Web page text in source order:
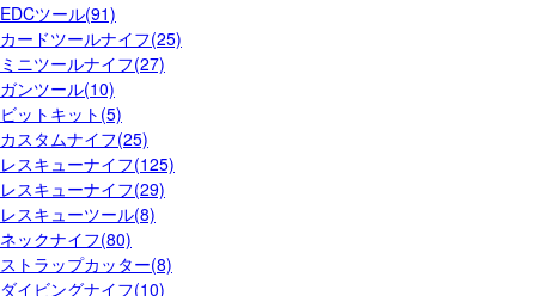
EDCツール(91)
カードツールナイフ(25)
ミニツールナイフ(27)
ガンツール(10)
ビットキット(5)
カスタムナイフ(25)
レスキューナイフ(125)
レスキューナイフ(29)
レスキューツール(8)
ネックナイフ(80)
ストラップカッター(8)
ダイビングナイフ(10)